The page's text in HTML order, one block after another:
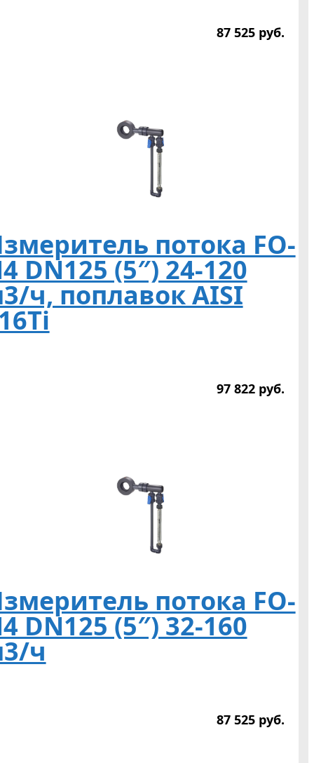
87 525 руб.
потока FO-
DN125 (5″) 24-120
ч, поплавок AISI
97 822 руб.
потока FO-
DN125 (5″) 32-160
ч
87 525 руб.